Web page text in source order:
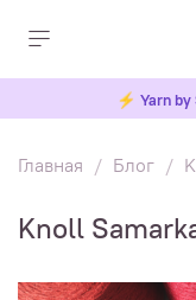
⚡ Yarn by
Главная Блог
Knoll